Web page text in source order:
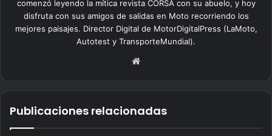
comenzó leyendo la mítica revista CORSA con su abuelo, y hoy
disfruta con sus amigos de salidas en Moto recorriendo los
mejores paisajes. Director Digital de MotorDigitalPress (LaMoto,
Autotest y TransporteMundial).
b
Publicaciones relacionadas